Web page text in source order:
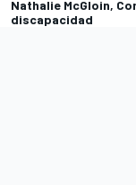
Nathalie McGloin,
discapacidad